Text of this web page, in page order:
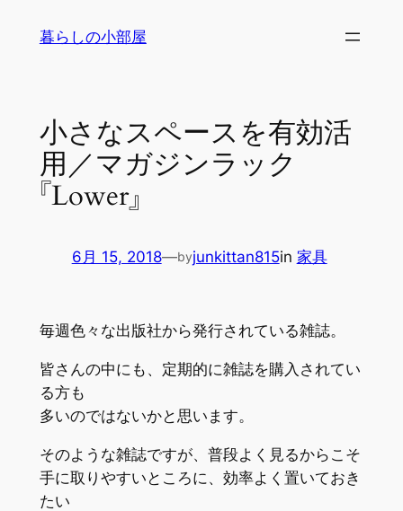
暮らしの小部屋
小さなスペースを有効活
用／マガジンラック
『Lower』
6月 15, 2018—byjunkittan815in 家具
毎週色々な出版社から発行されている雑誌。
皆さんの中にも、定期的に雑誌を購入されてい
る方も
多いのではないかと思います。
そのような雑誌ですが、普段よく見るからこそ
手に取りやすいところに、効率よく置いておき
たい